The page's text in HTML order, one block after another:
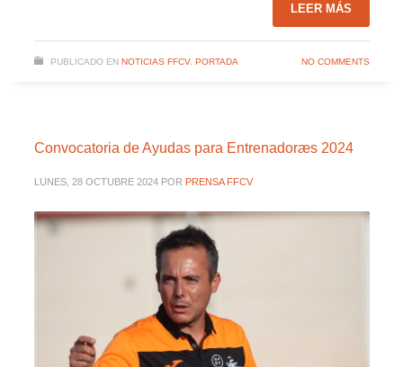
LEER MÁS
PUBLICADO EN NOTICIAS FFCV, PORTADA NO COMMENTS
Convocatoria de Ayudas para Entrenadoræs 2024
LUNES, 28 OCTUBRE 2024 POR PRENSA FFCV